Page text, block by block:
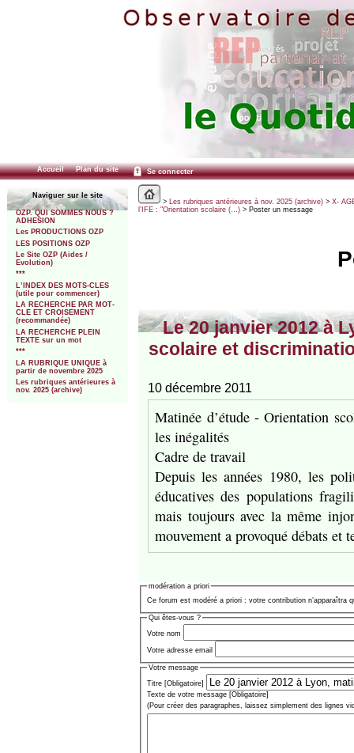
Accueil Plan du site Se connecter
Naviguer sur le site
OZP. QUI SOMMES NOUS ?
ADHESION
Les PRODUCTIONS OZP
LES POSITIONS OZP
Le Site OZP (Aides /
Evolution)
***
L’INDEX DES MOTS-CLES
(utile pour commencer)
LA RECHERCHE PAR MOT-
CLE ET CROISEMENT
(recommandée)
LA RECHERCHE PLEIN
TEXTE sur un mot
***
LA RUBRIQUE UNIQUE à
partir de novembre 2025
Les rubriques antérieures à
nov. 2025 (archive)
> Les rubriques antérieures à nov. 2025 (archive)> X-
l’IFE : "Orientation scolaire (…)> Poster un message
Le 20 janvier 2012 à
scolaire et
10 décembre 2011
Matinée d’étude - Orientation
les inégalités
Cadre de travail
Depuis les années 1980, les
éducatives des populations
mais toujours avec la même
mouvement a provoqué débats
modération a priori
Ce forum est modéré a priori : votre contribution n’apparaîtra
Qui êtes-vous ?
Votre nom
Votre adresse email
Votre message
Titre [Obligatoire]
Texte de votre message [Obligatoire]
(Pour créer des paragraphes, laissez simplement des lignes